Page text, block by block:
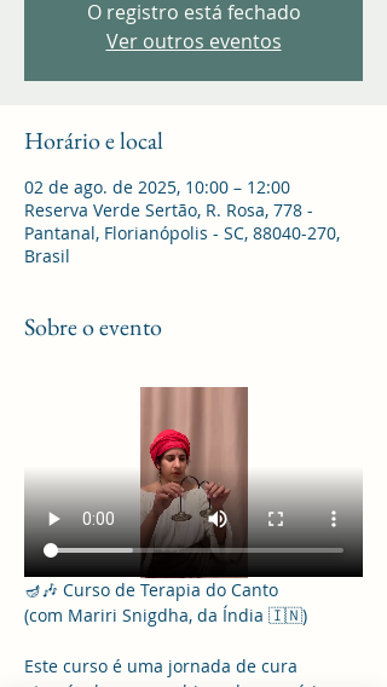
O registro está fechado
Ver outros eventos
Horário e local
02 de ago. de 2025, 10:00 – 12:00
Reserva Verde Sertão, R. Rosa, 778 -
Pantanal, Florianópolis - SC, 88040-270,
Brasil
Sobre o evento
🪔🎶 Curso de Terapia do Canto
(com Mariri Snigdha, da Índia 🇮🇳)
Este curso é uma jornada de cura